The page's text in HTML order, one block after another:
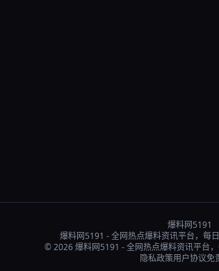
爆料网5191
爆料网5191 - 全网热点爆料资讯平台，每
© 2026 爆料网5191 - 全网热点爆料资讯平台
隐私政策用户协议免